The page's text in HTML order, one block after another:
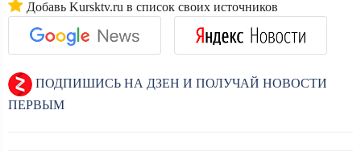
Добавь Kursktv.ru в список своих источников
ПОДПИШИСЬ НА ДЗЕН И ПОЛУЧАЙ НОВОСТИ
ПЕРВЫМ